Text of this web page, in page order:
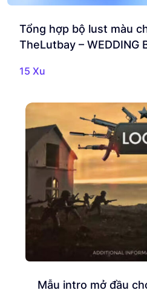
Tổng hợp bộ lust màu
TheLutbay – WEDDING
15 Xu
Mẫu intro mở đầu